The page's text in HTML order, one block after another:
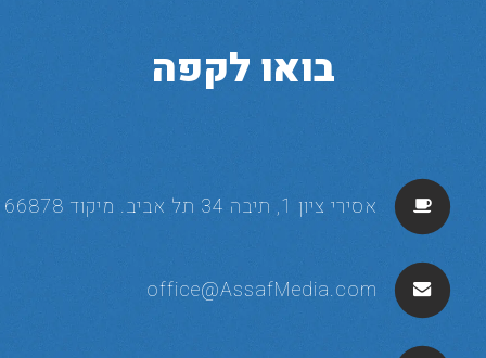
בואו לקפה
אסירי ציון 1, תיבה 34 תל אביב. מיקוד 66878
office@AssafMedia.com